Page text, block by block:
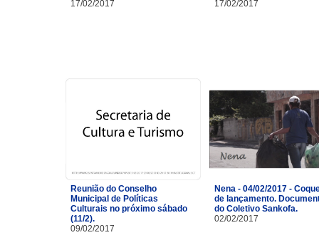
17/02/2017
17/02/2017
Reunião do Conselho
Municipal de Políticas
Culturais no próximo sábado
(11/2).
09/02/2017
Nena - 04/02/2017 -
de lançamento.
do Coletivo Sankofa.
02/02/2017